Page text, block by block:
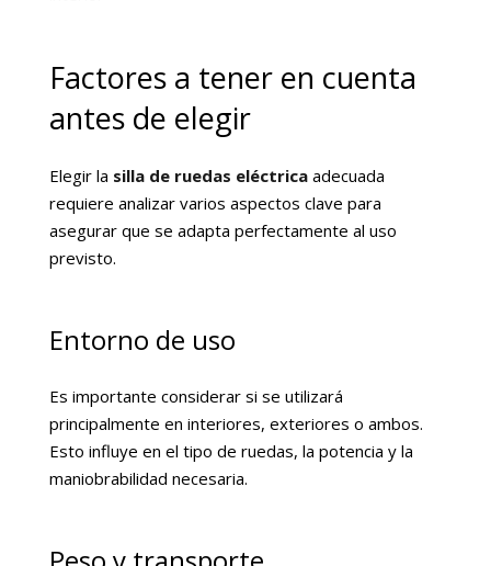
Factores a tener en cuenta
antes de elegir
Elegir la silla de ruedas eléctrica adecuada
requiere analizar varios aspectos clave para
asegurar que se adapta perfectamente al uso
previsto.
Entorno de uso
Es importante considerar si se utilizará
principalmente en interiores, exteriores o ambos.
Esto influye en el tipo de ruedas, la potencia y la
maniobrabilidad necesaria.